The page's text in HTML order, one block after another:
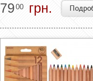
7900 грн.